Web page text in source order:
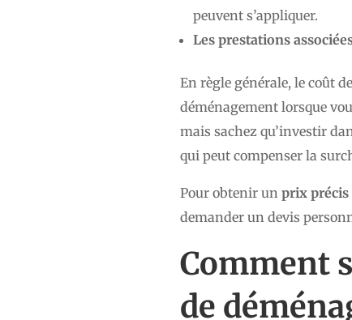
peuvent s’appliquer.
Les prestations
En règle générale, le coût
déménagement lorsque
mais sachez qu’investir
qui peut compenser la
Pour obtenir un prix précis
demander un devis
Comment
de